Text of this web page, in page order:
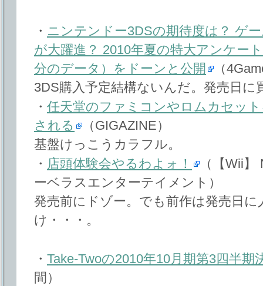
・ ニンテンドー3DSの期待度は？ ゲ
が大躍進？ 2010年夏の特大アンケー
分のデータ）をドーンと公開
（
3DS購入予定結構ないんだ。発売日に
・ 任天堂のファミコンやロムカセッ
される
（GIGAZINE）
基盤けっこうカラフル。
・ 店頭体験会やるわよォ！
（【Wii
ーベラスエンターテイメント）
発売前にドゾー。でも前作は発売日
け・・・。
・ Take-Twoの2010年10月期第3四半期
間）